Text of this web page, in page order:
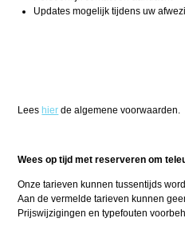
Updates mogelijk tijdens uw
Lees hier de algemene voorwaarden.
Wees op tijd met reserveren om
Onze tarieven kunnen tussentijds
Aan de vermelde tarieven kunnen
Prijswijzigingen en typefouten